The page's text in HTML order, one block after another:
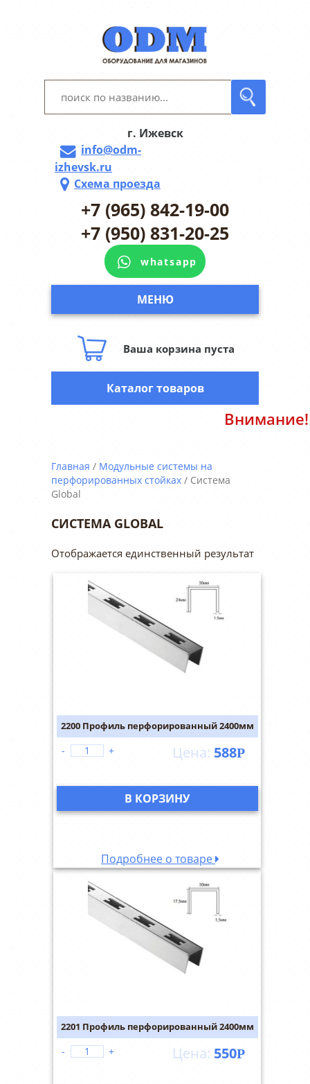
г. Ижевск
info@odm-
izhevsk.ru
Схема проезда
+7 (965) 842-19-00
+7 (950) 831-20-25
whatsapp
МЕНЮ
Ваша корзина пуста
Внимание! В связи с
Каталог товаров
Главная / Модульные системы на
перфорированных стойках / Система
Global
СИСТЕМА GLOBAL
Отображается единственный результат
2200 Профиль перфорированный 2400мм
588Р
- +
В КОРЗИНУ
Подробнее о товаре
2201 Профиль перфорированный 2400мм
550Р
- +